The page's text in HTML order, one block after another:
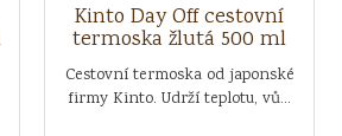
Kinto Day Off cestovní
termoska žlutá 500 ml
Cestovní termoska od japonské
firmy Kinto. Udrží teplotu, vů...